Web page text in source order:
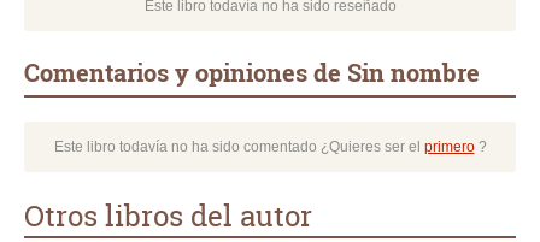
Este libro todavía no ha sido reseñado
Comentarios y opiniones de Sin nombre
Este libro todavía no ha sido comentado ¿Quieres ser el primero?
Otros libros del autor